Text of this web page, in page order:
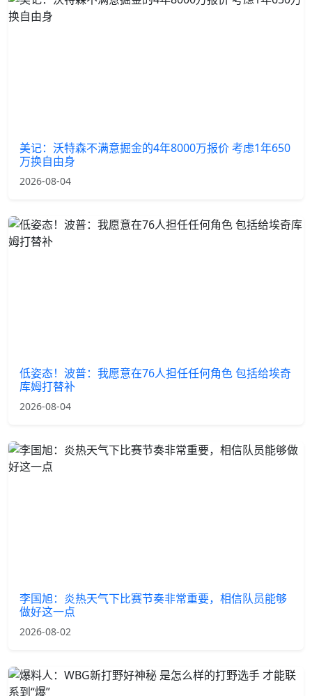
美记：沃特森不满意掘金的4年8000万报价 考虑1年650
万换自由身
2026-08-04
低姿态！波普：我愿意在76人担任任何角色 包括给埃奇
库姆打替补
2026-08-04
李国旭：炎热天气下比赛节奏非常重要，相信队员能够
做好这一点
2026-08-02